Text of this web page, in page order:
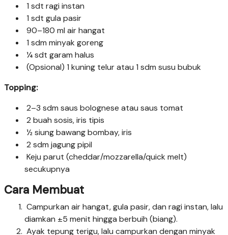
1 sdt ragi instan
1 sdt gula pasir
90–180 ml air hangat
1 sdm minyak goreng
¼ sdt garam halus
(Opsional) 1 kuning telur atau 1 sdm susu bubuk
Topping:
2–3 sdm saus bolognese atau saus tomat
2 buah sosis, iris tipis
½ siung bawang bombay, iris
2 sdm jagung pipil
Keju parut (cheddar/mozzarella/quick melt)
secukupnya
Cara Membuat
Campurkan air hangat, gula pasir, dan ragi instan, lalu
diamkan ±5 menit hingga berbuih (biang).
Ayak tepung terigu, lalu campurkan dengan minyak